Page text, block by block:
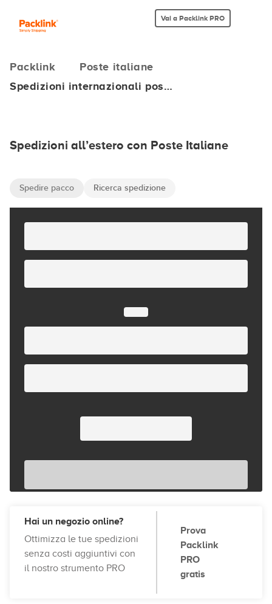
Vai a Packlink PRO
Packlink
Poste italiane
Spedizioni internazionali pos…
Spedizioni all’estero con Poste Italiane
Spedire pacco Ricerca spedizione
Hai un negozio online?
Ottimizza le tue spedizioni
senza costi aggiuntivi con
il nostro strumento PRO
Prova
Packlink
PRO
gratis